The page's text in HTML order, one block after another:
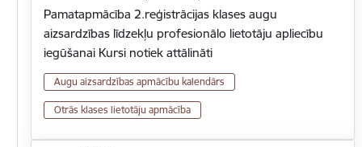
Pamatapmācība 2.reģistrācijas klases augu
aizsardzības līdzekļu profesionālo lietotāju apliecību
iegūšanai Kursi notiek attālināti
Augu aizsardzības apmācību kalendārs
Otrās klases lietotāju apmācība